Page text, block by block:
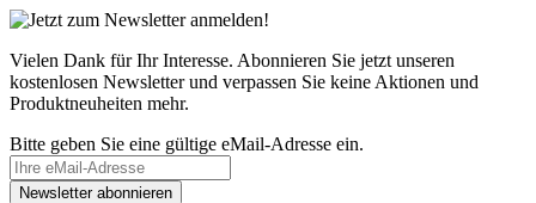
Vielen Dank für Ihr Interesse. Abonnieren Sie jetzt unseren
kostenlosen Newsletter und verpassen Sie keine Aktionen und
Produktneuheiten mehr.
Bitte geben Sie eine gültige eMail-Adresse ein.
Newsletter abonnieren